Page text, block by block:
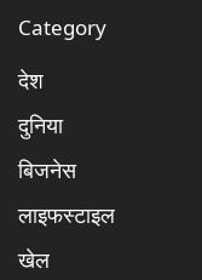
Category
देश
दुनिया
बिजनेस
लाइफस्टाइल
खेल